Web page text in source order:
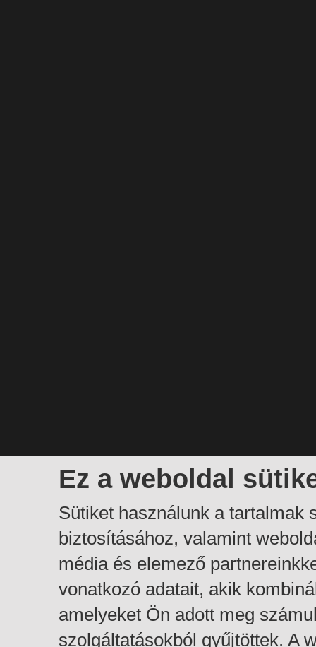
Ez a weboldal
Sütiket használunk a tartalmak
biztosításához, valamint
média és elemező
vonatkozó adatait, akik
amelyeket Ön adott meg
szolgáltatásokból gyűjtöttek. A